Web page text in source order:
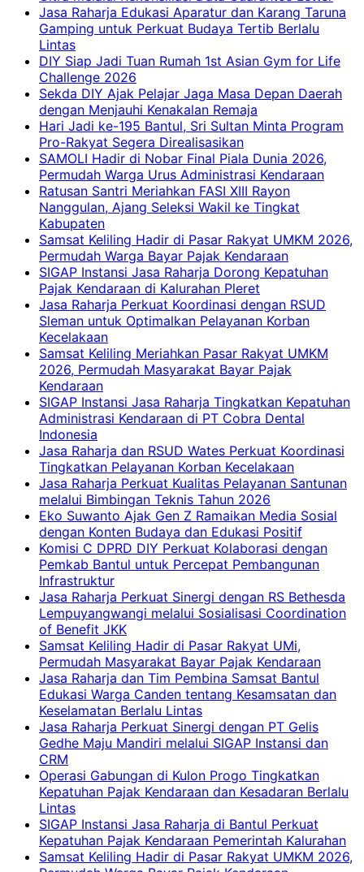
Jasa Raharja Edukasi Aparatur dan Karang Taruna
Gamping untuk Perkuat Budaya Tertib Berlalu
Lintas
DIY Siap Jadi Tuan Rumah 1st Asian Gym for Life
Challenge 2026
Sekda DIY Ajak Pelajar Jaga Masa Depan Daerah
dengan Menjauhi Kenakalan Remaja
Hari Jadi ke-195 Bantul, Sri Sultan Minta Program
Pro-Rakyat Segera Direalisasikan
SAMOLI Hadir di Nobar Final Piala Dunia 2026,
Permudah Warga Urus Administrasi Kendaraan
Ratusan Santri Meriahkan FASI XIII Rayon
Nanggulan, Ajang Seleksi Wakil ke Tingkat
Kabupaten
Samsat Keliling Hadir di Pasar Rakyat UMKM 2026,
Permudah Warga Bayar Pajak Kendaraan
SIGAP Instansi Jasa Raharja Dorong Kepatuhan
Pajak Kendaraan di Kalurahan Pleret
Jasa Raharja Perkuat Koordinasi dengan RSUD
Sleman untuk Optimalkan Pelayanan Korban
Kecelakaan
Samsat Keliling Meriahkan Pasar Rakyat UMKM
2026, Permudah Masyarakat Bayar Pajak
Kendaraan
SIGAP Instansi Jasa Raharja Tingkatkan Kepatuhan
Administrasi Kendaraan di PT Cobra Dental
Indonesia
Jasa Raharja dan RSUD Wates Perkuat Koordinasi
Tingkatkan Pelayanan Korban Kecelakaan
Jasa Raharja Perkuat Kualitas Pelayanan Santunan
melalui Bimbingan Teknis Tahun 2026
Eko Suwanto Ajak Gen Z Ramaikan Media Sosial
dengan Konten Budaya dan Edukasi Positif
Komisi C DPRD DIY Perkuat Kolaborasi dengan
Pemkab Bantul untuk Percepat Pembangunan
Infrastruktur
Jasa Raharja Perkuat Sinergi dengan RS Bethesda
Lempuyangwangi melalui Sosialisasi Coordination
of Benefit JKK
Samsat Keliling Hadir di Pasar Rakyat UMi,
Permudah Masyarakat Bayar Pajak Kendaraan
Jasa Raharja dan Tim Pembina Samsat Bantul
Edukasi Warga Canden tentang Kesamsatan dan
Keselamatan Berlalu Lintas
Jasa Raharja Perkuat Sinergi dengan PT Gelis
Gedhe Maju Mandiri melalui SIGAP Instansi dan
CRM
Operasi Gabungan di Kulon Progo Tingkatkan
Kepatuhan Pajak Kendaraan dan Kesadaran Berlalu
Lintas
SIGAP Instansi Jasa Raharja di Bantul Perkuat
Kepatuhan Pajak Kendaraan Pemerintah Kalurahan
Samsat Keliling Hadir di Pasar Rakyat UMKM 2026,